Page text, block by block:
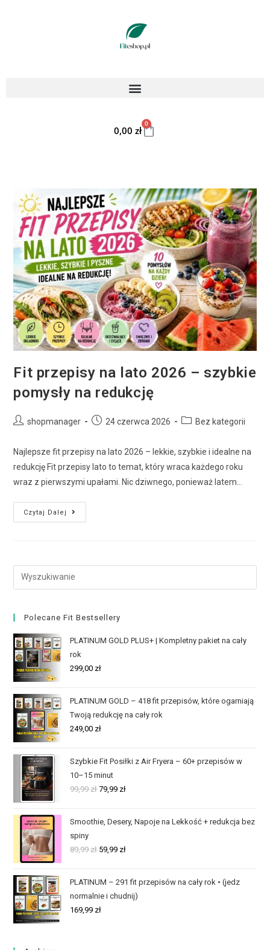
0,00 zł
0
Fit przepisy na lato 2026 – szybkie
pomysły na redukcję
shopmanager 24 czerwca 2026 Bez kategorii
Najlepsze fit przepisy na lato 2026 – lekkie, szybkie i idealne na
redukcję Fit przepisy lato to temat, który wraca każdego roku
wraz z pierwszymi upałami. Nic dziwnego, ponieważ latem…
Czytaj Dalej
Polecane Fit Bestsellery
PLATINUM GOLD PLUS+ | Kompletny pakiet na cały
rok
299,00 zł
PLATINUM GOLD – 418 fit przepisów, które ogarniają
Twoją redukcję na cały rok
249,00 zł
Szybkie Fit Posiłki z Air Fryera – 60+ przepisów w
10–15 minut
99,99zł 79,99 zł
Smoothie, Desery, Napoje na Lekkość + redukcja bez
spiny
89,99zł 59,99 zł
PLATINUM – 291 fit przepisów na cały rok • (jedz
normalnie i chudnij)
169,99 zł